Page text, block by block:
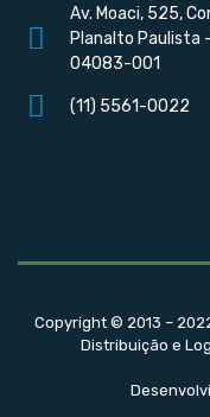
Av. Moaci, 525,
Planalto Paulista
04083-001
(11) 5561-0022
Copyright © 2013 –
Distribuição e